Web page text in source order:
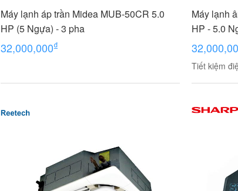
Máy lạnh áp trần Midea MUB-50CR 5.0
HP (5 Ngựa) - 3 pha
32,000,000₫
Máy lạnh
HP - 5.0
Tiết kiệm